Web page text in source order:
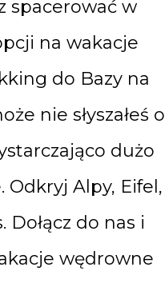
spacerować w
na wakacje
do Bazy na
nie słyszałeś o
dużo
Odkryj Alpy, Eifel,
do nas i
wędrowne